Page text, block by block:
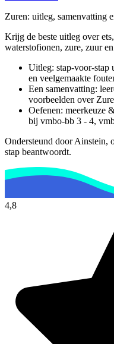
Zuren: uitleg, samenvatting
Krijg de beste uitleg over
waterstofionen, zure, zuur
Uitleg: stap-voor-stap
en veelgemaakte
Een samenvatting:
voorbeelden over
Oefenen: meerkeuze
bij vmbo-bb 3 - 4,
Ondersteund door Ainstein,
stap beantwoordt.
4,8